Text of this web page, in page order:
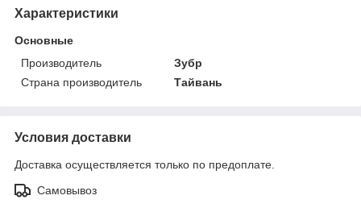
Характеристики
Основные
Производитель
Зубр
Страна производитель
Тайвань
Условия доставки
Доставка осуществляется только по предоплате.
Самовывоз